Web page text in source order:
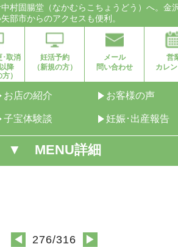
村固腸堂（なかむらこちょうどう）へ。金
部市からのアクセスも便利。
･取消
降
）
妊活予約
（新規の方）
メール
問い合わせ
営
カレ
お店の紹介 お客様の声
子宝体験談 妊娠･出産報告
▼ MENU詳細
◀ 276/316 ▶